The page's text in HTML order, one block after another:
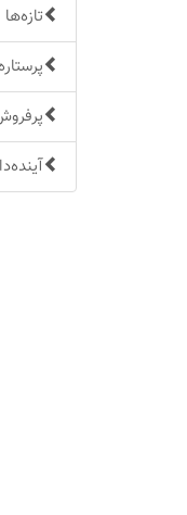
تازه‌ها